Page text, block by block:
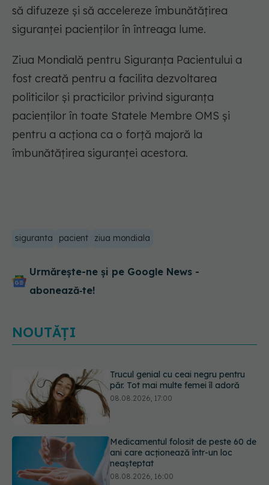
să difuzeze și să accelereze îmbunătățirea
siguranței pacienților în întreaga lume.
Ziua Mondială pentru Siguranța Pacientului a
fost creată pentru a facilita dezvoltarea
politicilor și practicilor privind siguranța
pacienților în toate Statele Membre OMS și
pentru a acționa ca o forță majoră la
îmbunătățirea siguranței acestora.
siguranta pacient ziua mondiala
Urmărește-ne și pe Google News -
abonează‑te!
NOUTĂȚI
Medicamentul folosit de peste 60 de
ani care acționează într-un loc
neașteptat
Trucul simplu care face pepenele
verde mult mai ușor de tăiat
08.08.2026, 15:32